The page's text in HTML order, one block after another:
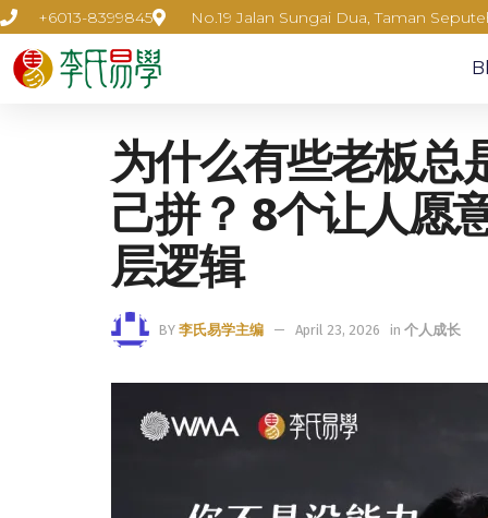
+6013-8399845 No.19 Jalan Sungai Dua, Taman
为什么有些老板总
己拼？ 8个让人愿
层逻辑
BY 李氏易学主编 April 23, 2026 in 个人成长